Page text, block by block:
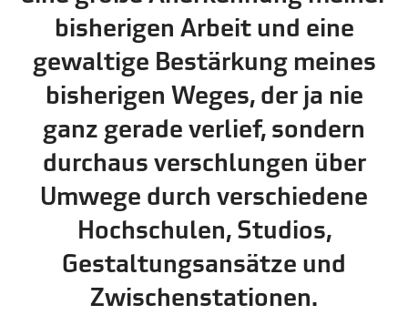
bisherigen Arbeit und eine
gewaltige Bestärkung meines
bisherigen Weges, der ja nie
ganz gerade verlief, sondern
durchaus verschlungen über
Umwege durch verschiedene
Hochschulen, Studios,
Gestaltungsansätze und
Zwischenstationen.